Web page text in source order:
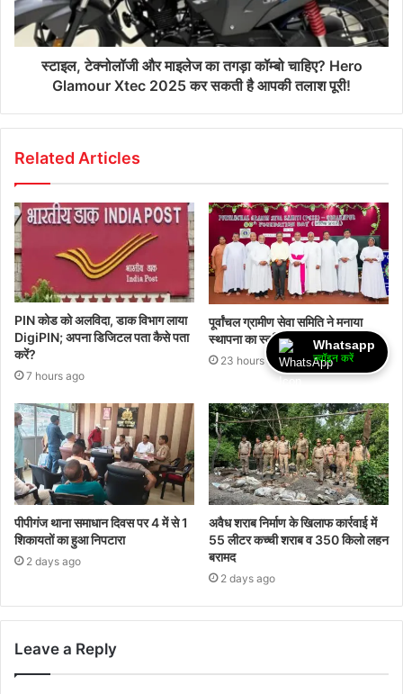
स्टाइल, टेक्नोलॉजी और माइलेज का तगड़ा कॉम्बो चाहिए? Hero
Glamour Xtec 2025 कर सकती है आपकी तलाश पूरी!
Related Articles
PIN कोड को अलविदा, डाक विभाग लाया
DigiPIN; अपना डिजिटल पता कैसे पता
करें?
7 hours ago
पूर्वांचल ग्रामीण सेवा समिति ने मनाया
स्थापना का स्वर्णिम 40 वां वर्ष
23 hours ago
पीपीगंज थाना समाधान दिवस पर 4 में से 1
शिकायतों का हुआ निपटारा
2 days ago
अवैध शराब निर्माण के खिलाफ कार्रवाई में
55 लीटर कच्ची शराब व 350 किलो लहन
बरामद
2 days ago
Leave a Reply
Whatsapp
ज्वॉइन करें